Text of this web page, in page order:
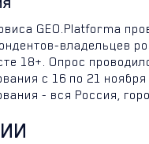
GEO.Platforma
владельцев
18+. Опрос
с 16 по 21 ноября
- вся Россия,